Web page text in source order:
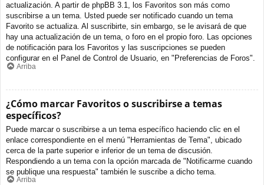
actualización. A partir de phpBB 3.1, los Favoritos son más como
suscribirse a un tema. Usted puede ser notificado cuando un tema
Favorito se actualiza. Al suscribirte, sin embargo, se le avisará de que
hay una actualización de un tema, o foro en el propio foro. Las opciones
de notificación para los Favoritos y las suscripciones se pueden
configurar en el Panel de Control de Usuario, en "Preferencias de Foros".
Arriba
¿Cómo marcar Favoritos o suscribirse a temas
específicos?
Puede marcar o suscribirse a un tema específico haciendo clic en el
enlace correspondiente en el menú "Herramientas de Tema", ubicado
cerca de la parte superior e inferior de un tema de discusión.
Respondiendo a un tema con la opción marcada de "Notificarme cuando
se publique una respuesta" también le suscribe a dicho tema.
Arriba